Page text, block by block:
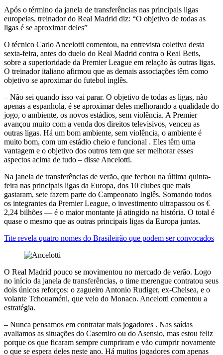
Após o término da janela de transferências nas principais ligas
europeias, treinador do Real Madrid diz: “O objetivo de todas as
ligas é se aproximar deles”
O técnico Carlo Ancelotti comentou, na entrevista coletiva desta
sexta-feira, antes do duelo do Real Madrid contra o Real Betis,
sobre a superioridade da Premier League em relação às outras ligas.
O treinador italiano afirmou que as demais associações têm como
objetivo se aproximar do futebol inglês.
– Não sei quando isso vai parar. O objetivo de todas as ligas, não
apenas a espanhola, é se aproximar deles melhorando a qualidade do
jogo, o ambiente, os novos estádios, sem violência. A Premier
avançou muito com a venda dos direitos televisivos, venceu as
outras ligas. Há um bom ambiente, sem violência, o ambiente é
muito bom, com um estádio cheio e funcional . Eles têm uma
vantagem e o objetivo dos outros tem que ser melhorar esses
aspectos acima de tudo – disse Ancelotti.
Na janela de transferências de verão, que fechou na última quinta-
feira nas principais ligas da Europa, dos 10 clubes que mais
gastaram, sete fazem parte do Campeonato Inglês. Somando todos
os integrantes da Premier League, o investimento ultrapassou os €
2,24 bilhões — é o maior montante já atingido na história. O total é
quase o mesmo que as outras principais ligas da Europa juntas.
Tite revela quatro nomes do Brasileirão que podem ser convocados
O Real Madrid pouco se movimentou no mercado de verão. Logo
no início da janela de transferências, o time merengue contratou seus
dois únicos reforços: o zagueiro Antonio Rudiger, ex-Chelsea, e o
volante Tchouaméni, que veio do Monaco. Ancelotti comentou a
estratégia.
– Nunca pensamos em contratar mais jogadores . Nas saídas
avaliamos as situações do Casemiro ou do Asensio, mas estou feliz
porque os que ficaram sempre cumpriram e vão cumprir novamente
o que se espera deles neste ano. Há muitos jogadores com apenas